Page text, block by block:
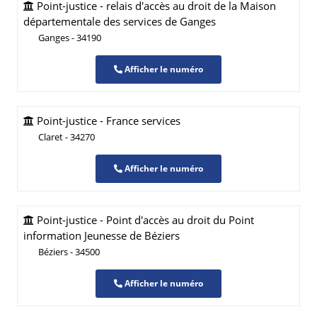
Point-justice - relais d'accès au droit de la Maison
départementale des services de Ganges
Ganges - 34190
Afficher le numéro
Point-justice - France services
Claret - 34270
Afficher le numéro
Point-justice - Point d'accès au droit du Point
information Jeunesse de Béziers
Béziers - 34500
Afficher le numéro